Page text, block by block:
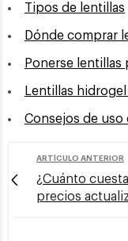
Tipos de lentillas
Dónde comprar
Ponerse lentillas
Lentillas
Consejos de uso
ARTÍCULO ANTERIOR
¿Cuánto
precios